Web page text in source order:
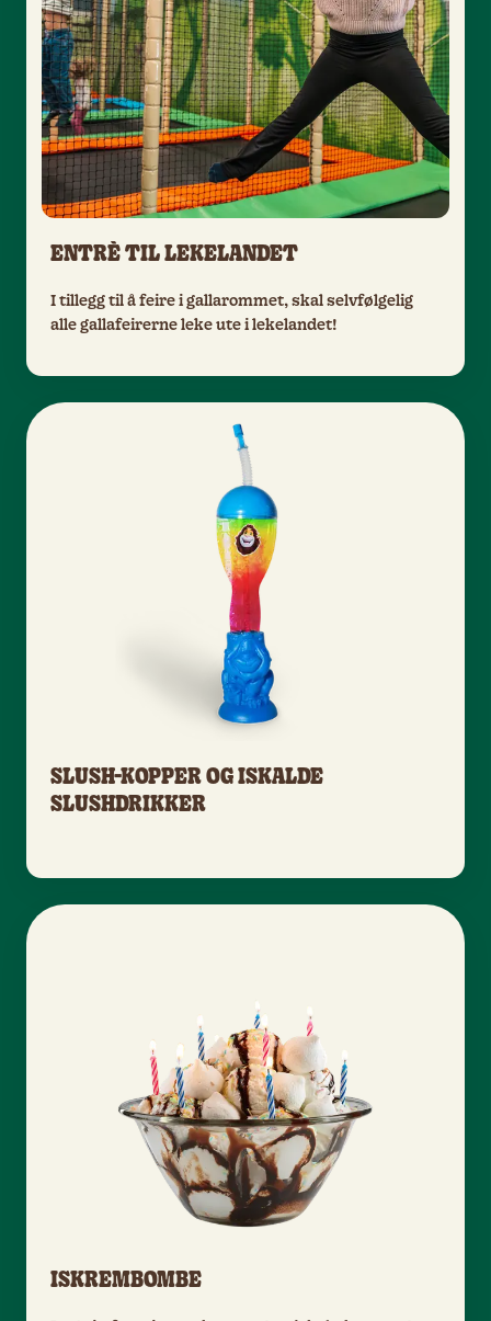
ENTRÈ TIL LEKELANDET
I tillegg til å feire i gallarommet, skal selvfølgelig
alle gallafeirerne leke ute i lekelandet!
SLUSH-KOPPER OG ISKALDE
SLUSHDRIKKER
ISKREMBOMBE